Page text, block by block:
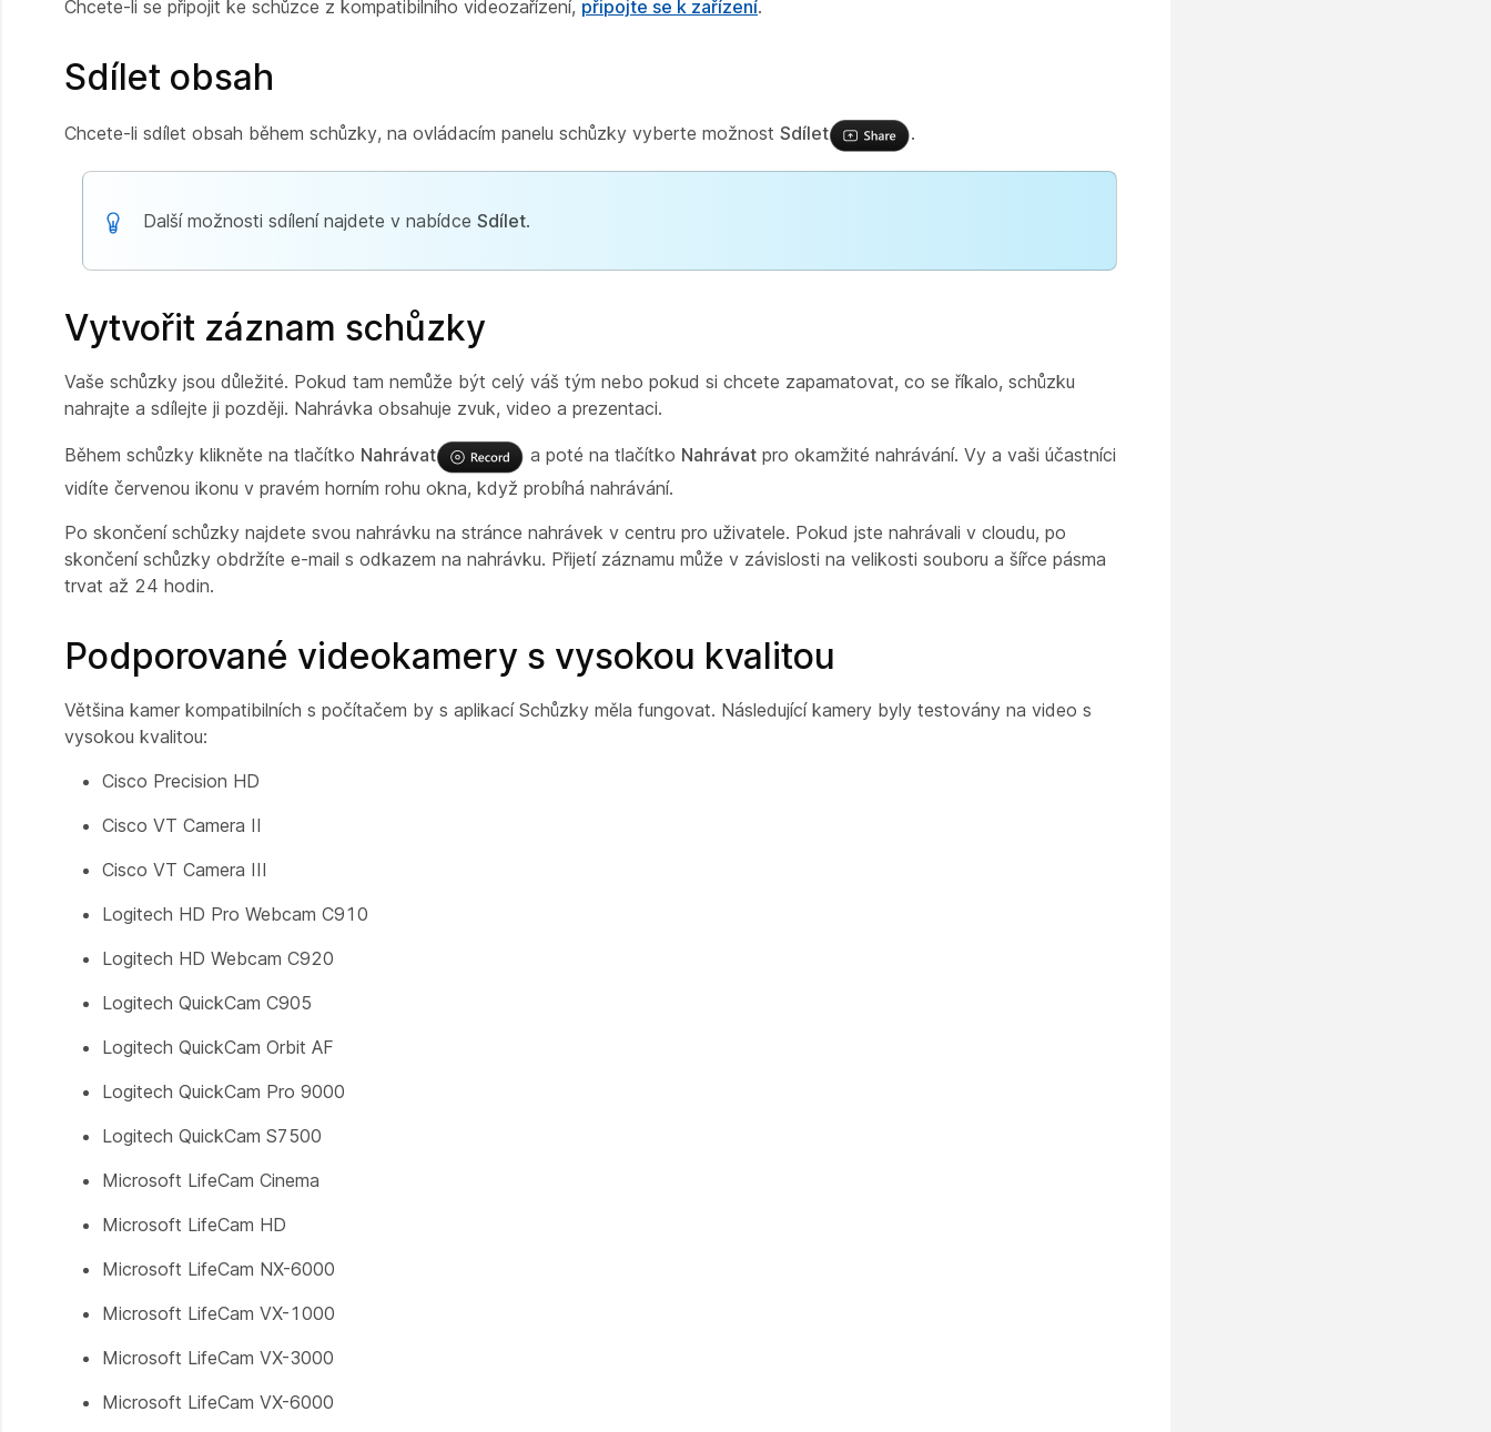
Chcete-li se připojit ke schůzce z kompatibilního videozařízení, připojte se k zařízení.
Sdílet obsah
Chcete-li sdílet obsah během schůzky, na ovládacím panelu schůzky vyberte možnost Sdílet .
Další možnosti sdílení najdete v nabídce Sdílet.
Vytvořit záznam schůzky
Vaše schůzky jsou důležité. Pokud tam nemůže být celý váš tým nebo pokud si chcete zapamatovat, co se říkalo, schůzku
nahrajte a sdílejte ji později. Nahrávka obsahuje zvuk, video a prezentaci.
Během schůzky klikněte na tlačítko Nahrávat a poté na tlačítko Nahrávat pro okamžité nahrávání. Vy a vaši účastníci
vidíte červenou ikonu v pravém horním rohu okna, když probíhá nahrávání.
Po skončení schůzky najdete svou nahrávku na stránce nahrávek v centru pro uživatele. Pokud jste nahrávali v cloudu, po
skončení schůzky obdržíte e-mail s odkazem na nahrávku. Přijetí záznamu může v závislosti na velikosti souboru a šířce pásma
trvat až 24 hodin.
Podporované videokamery s vysokou kvalitou
Většina kamer kompatibilních s počítačem by s aplikací Schůzky měla fungovat. Následující kamery byly testovány na video s
vysokou kvalitou:
Cisco Precision HD
Cisco VT Camera II
Cisco VT Camera III
Logitech HD Pro Webcam C910
Logitech HD Webcam C920
Logitech QuickCam C905
Logitech QuickCam Orbit AF
Logitech QuickCam Pro 9000
Logitech QuickCam S7500
Microsoft LifeCam Cinema
Microsoft LifeCam HD
Microsoft LifeCam NX-6000
Microsoft LifeCam VX-1000
Microsoft LifeCam VX-3000
Microsoft LifeCam VX-6000